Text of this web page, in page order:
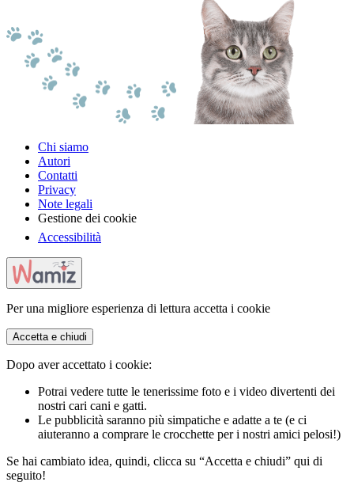
Chi siamo
Autori
Contatti
Privacy
Note legali
Gestione dei cookie
Accessibilità
Per una migliore esperienza di lettura accetta i cookie
Accetta e chiudi
Dopo aver accettato i cookie:
Potrai vedere tutte le tenerissime foto e i video divertenti dei
nostri cari cani e gatti.
Le pubblicità saranno più simpatiche e adatte a te (e ci
aiuteranno a comprare le crocchette per i nostri amici pelosi!)
Se hai cambiato idea, quindi, clicca su “Accetta e chiudi” qui di
seguito!